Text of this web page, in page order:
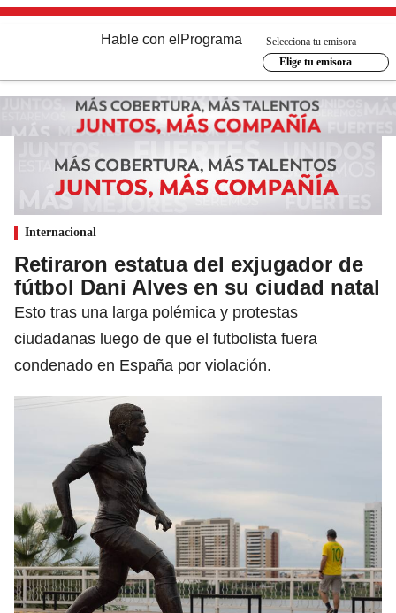
Hable con el Programa
Selecciona tu emisora
Elige tu emisora
Internacional
Retiraron estatua del exjugador de
fútbol Dani Alves en su ciudad natal
Esto tras una larga polémica y protestas
ciudadanas luego de que el futbolista fuera
condenado en España por violación.